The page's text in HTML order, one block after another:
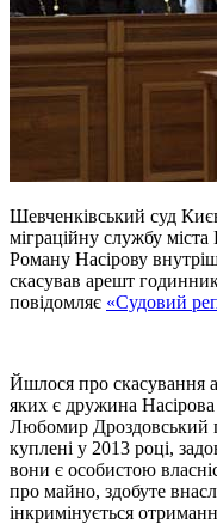
Шевченківський суд
міграційну службу
Роману Насірову
скасував арешт
повідомляє «Судовий
Йшлося про скасування
яких є дружина
Любомир Дроздовський
куплені у 2013 році,
вони є особистою
про майно, здобуте
інкримінується